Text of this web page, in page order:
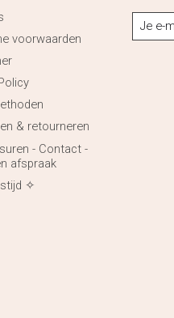
voorwaarden
& retourneren
- Contact -
afspraak
✧